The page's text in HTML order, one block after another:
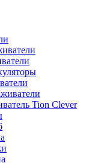
Tion Clever